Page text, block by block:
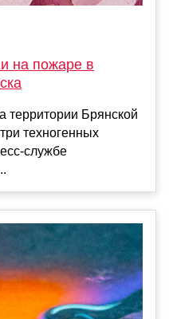
на пожаре в
территории Брянской
техногенных
службе